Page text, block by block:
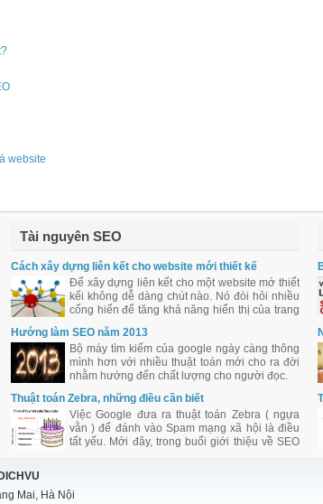
website
Tài nguyên SEO
Cách xây dựng liên kết cho website mới thiết kế
Để xây dựng liên kết cho một website mớ thiết
kếi không dễ dàng chút nào. Nó đòi hỏi nhiều
cống hiến để tăng khả năng hiển thị của trang
web qua các liên kết chất lượng.
Hướng làm SEO năm 2013
Bộ máy tìm kiếm của google ngày càng thông
mình hơn với nhiều thuật toán mới cho ra đời
nhằm hướng đến chất lượng cho người đọc.
Thuật toán Zebra, những điều cần biết
Việc Google đưa ra thuật toán Zebra ( ngựa
vằn ) để đánh vào Spam mạng xã hội là điều
tất yếu. Mới đây, trong buổi giới thiệu về SEO
Mai, Hà Nội